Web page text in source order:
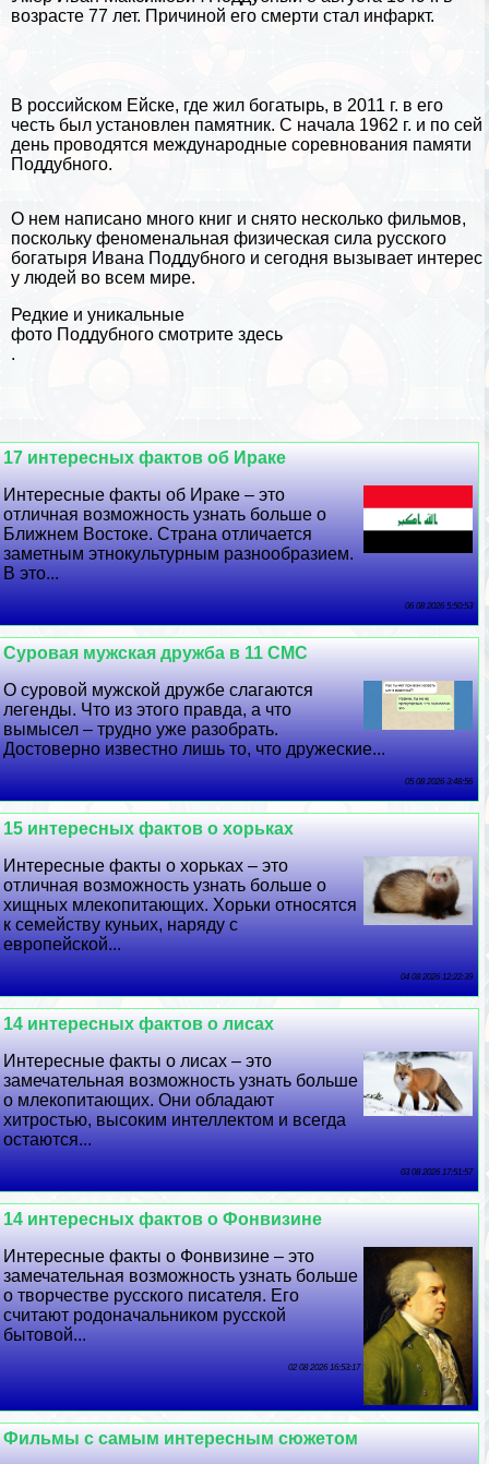
возрасте 77 лет. Причиной его cмepти стал инфаркт.
В российском Ейске, где жил богатырь, в 2011 г. в его
честь был установлен памятник. С начала 1962 г. и по сей
день проводятся международные соревнования памяти
Поддубного.
О нем написано много книг и снято несколько фильмов,
поскольку феноменальная физическая сила русского
богатыря Ивана Поддубного и сегодня вызывает интерес
у людей во всем мире.
Редкие и уникальные
фото Поддубного смотрите здесь
.
17 интересных фактов об Иpaке
Интересные факты об Иpaке – это
отличная возможность узнать больше о
Ближнем Востоке. Страна отличается
заметным этнокультурным разнообразием.
В это...
06 08 2026 5:50:53
Суровая мужская дружба в 11 СМС
О суровой мужской дружбе слагаются
легенды. Что из этого правда, а что
вымысел – трудно уже разобрать.
Достоверно известно лишь то, что дружеские...
05 08 2026 3:48:56
15 интересных фактов о хорьках
Интересные факты о хорьках – это
отличная возможность узнать больше о
хищных млекопитающих. Хорьки относятся
к семейству куньих, наряду с
европейской...
04 08 2026 12:22:39
14 интересных фактов о лисах
Интересные факты о лисах – это
замечательная возможность узнать больше
о млекопитающих. Они обладают
хитростью, высоким интеллектом и всегда
остаются...
03 08 2026 17:51:57
14 интересных фактов о Фонвизине
Интересные факты о Фонвизине – это
замечательная возможность узнать больше
о творчестве русского писателя. Его
считают родоначальником русской
бытовой...
02 08 2026 16:53:17
Фильмы с самым интересным сюжетом